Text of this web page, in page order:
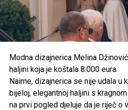
Od Postinja želi
odredište
Modna dizajnerica Melina
haljini koja je koštala 8.000 eura.
Naime, dizajnerica se nije udala u
bijeloj, elegantnoj haljini s
na prvi pogled djeluje da je riječ o